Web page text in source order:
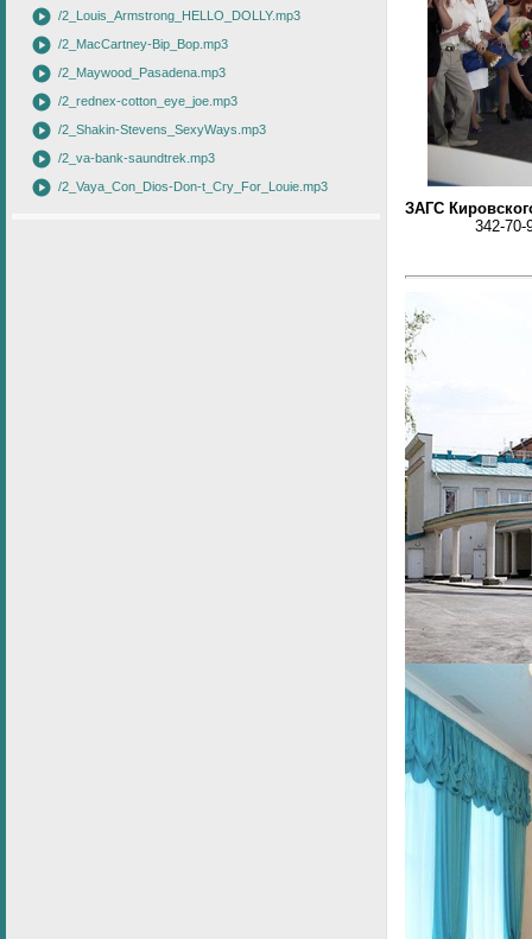
play_circle /2_Louis_Armstrong_HELLO_DOLLY.mp3
play_circle /2_MacCartney-Bip_Bop.mp3
play_circle /2_Maywood_Pasadena.mp3
play_circle /2_rednex-cotton_eye_joe.mp3
play_circle /2_Shakin-Stevens_SexyWays.mp3
play_circle /2_va-bank-saundtrek.mp3
play_circle /2_Vaya_Con_Dios-Don-t_Cry_For_Louie.mp3
ЗАГС
342-70-